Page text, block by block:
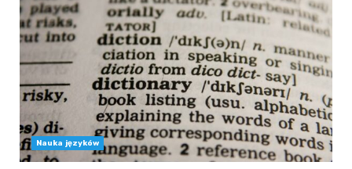
Nauka języków